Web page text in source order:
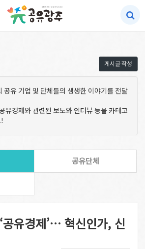
게시글 작성
공유 기업 및 단체들의 생생한 이야기를 전달
유경제와 관련된 보도와 인터뷰 등을 카테고
공유단체
공유경제’… 혁신인가, 신